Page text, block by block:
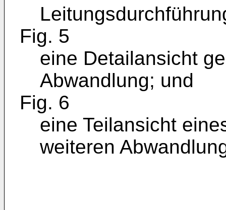
Fig. 5
eine Detailansicht
Abwandlung; und
Fig. 6
eine Teilansicht
weiteren